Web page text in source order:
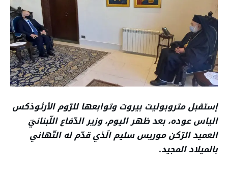
إستقبل متروبوليت بيروت وتوابعها للرّوم الأرثوذكس
الياس عوده، بعد ظهر اليوم، وزير الدّفاع اللّبنانيّ
العميد الرّكن موريس سليم الّذي قدّم له التّهاني
بالميلاد المجيد.